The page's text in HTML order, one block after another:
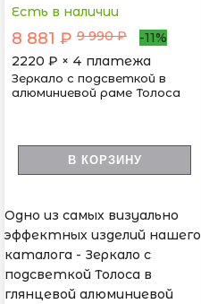
Есть в наличии
8 881 ₽ 9 990 ₽
-11%
2220 ₽ × 4 платежа
Зеркало с подсветкой в
алюминиевой раме Толоса
В КОРЗИНУ
Одно из самых визуально
эффектных изделий нашего
каталога - Зеркало с
подсветкой Толоса в
глянцевой алюминиевой